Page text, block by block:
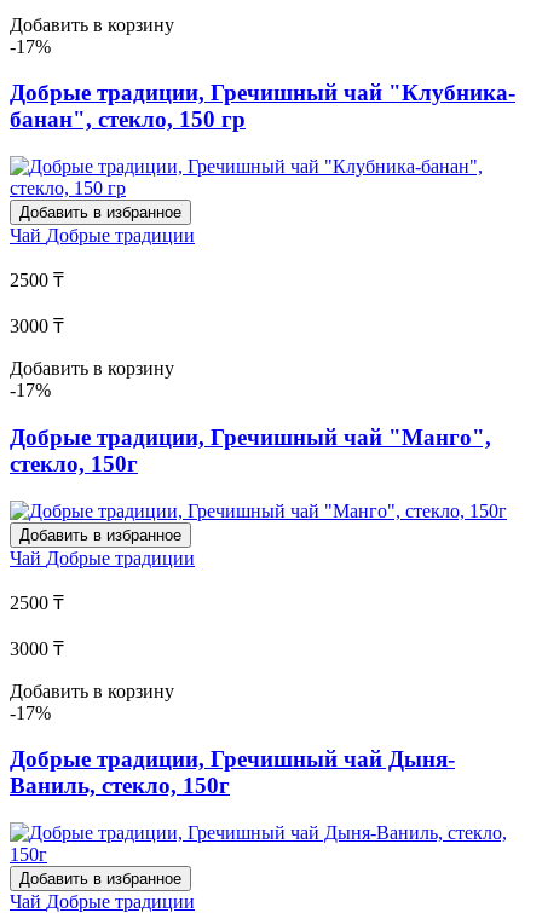
Добавить в корзину
-17%
Добрые традиции, Гречишный чай "Клубника-
банан", стекло, 150 гр
Добавить в избранное
Чай Добрые традиции
2500 ₸
3000 ₸
Добавить в корзину
-17%
Добрые традиции, Гречишный чай "Манго",
стекло, 150г
Добавить в избранное
Чай Добрые традиции
2500 ₸
3000 ₸
Добавить в корзину
-17%
Добрые традиции, Гречишный чай Дыня-
Ваниль, стекло, 150г
Добавить в избранное
Чай Добрые традиции